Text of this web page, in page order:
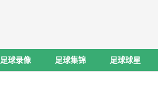
足球录像 足球集锦 足球球星